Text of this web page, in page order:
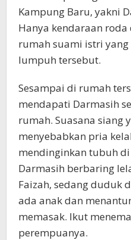
Kampung Baru, yakni
Hanya kendaraan
rumah suami istri
lumpuh tersebut.
Sesampai di rumah
mendapati Darmasih
rumah. Suasana siang
menyebabkan pria
mendinginkan tubuh
Darmasih berbaring
Faizah, sedang duduk
ada anak dan
memasak. Ikut
perempuanya.